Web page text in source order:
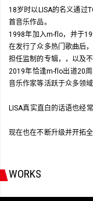
18岁时以LISA的名义通过
首音乐作品。
1998年加入m-flo，并于
在发行了众多热门歌曲后
担任监制的专辑，，以及
2019年恰逢m-flo出道20
音乐作家等活跃于众多领域
LISA真实直白的话语也经
现在也在不断升级并开拓
WORKS